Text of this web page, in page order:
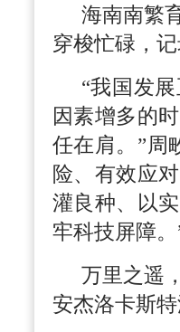
海南南繁
穿梭忙碌，记
“我国发
因素增多的
任在肩。”周
险、有效应
灌良种、以
牢科技屏障。
万里之遥
安杰洛卡斯